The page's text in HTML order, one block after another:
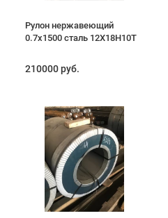
Рулон нержавеющий
0.7х1500 сталь 12Х18Н10Т
210000 руб.